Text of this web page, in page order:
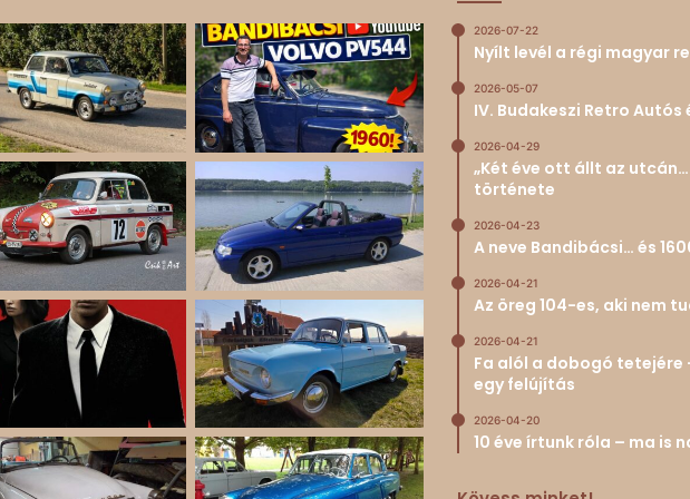
2026-07-22
Nyílt levél a régi magyar
2026-05-07
IV. Budakeszi Retro
2026-04-29
„Két éve ott állt az
története
2026-04-23
A neve Bandibácsi… és
2026-04-21
Az öreg 104-es, aki nem
2026-04-21
Fa alól a dobogó
egy felújítás
2026-04-20
10 éve írtunk róla – ma is